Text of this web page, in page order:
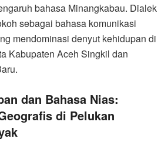
bahasa Minangkabau. Dialek
sebagai bahasa komunikasi
mendominasi denyut kehidupan di
Kabupaten Aceh Singkil dan
dan Bahasa Nias:
di Pelukan